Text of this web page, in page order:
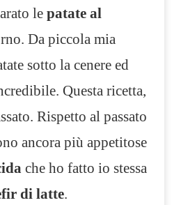
CARTOCCIO
le patate al
Da piccola mia
sotto la cenere ed
Questa ricetta,
Rispetto al passato
ancora più appetitose
che ho fatto io stessa
di latte.